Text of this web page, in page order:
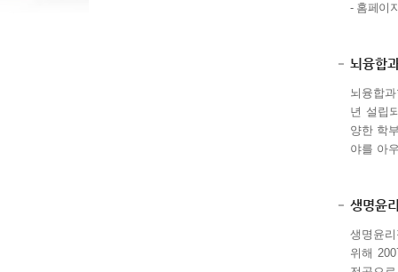
- 홈페이
뇌융합
뇌융합
년 설립
양한 학
야를 아
생명윤
생명윤
위해